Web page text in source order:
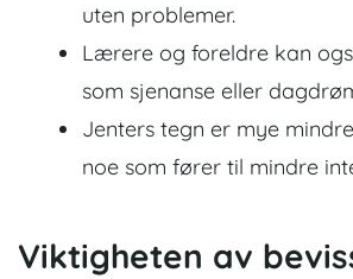
uten problemer.
Lærere og foreldre kan
som sjenanse eller
Jenters tegn er mye
noe som fører til mindre
Viktigheten av